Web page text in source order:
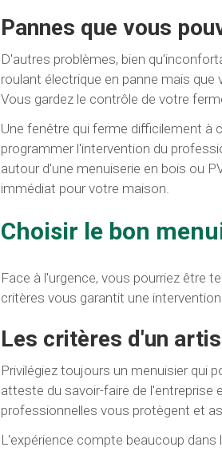
Pannes que vous
D'autres problèmes, bien
roulant électrique en panne mais
Vous gardez le contrôle de votre
Une fenêtre qui ferme difficilement à
programmer l'intervention du
autour d'une menuiserie en bois ou
immédiat pour votre maison.
Choisir le bon
Face à l'urgence, vous pourriez être
critères vous garantit une
Les critères d'un
Privilégiez toujours un menuisier qui
atteste du savoir-faire de l'entreprise
professionnelles vous protègent et
L'expérience compte beaucoup dans